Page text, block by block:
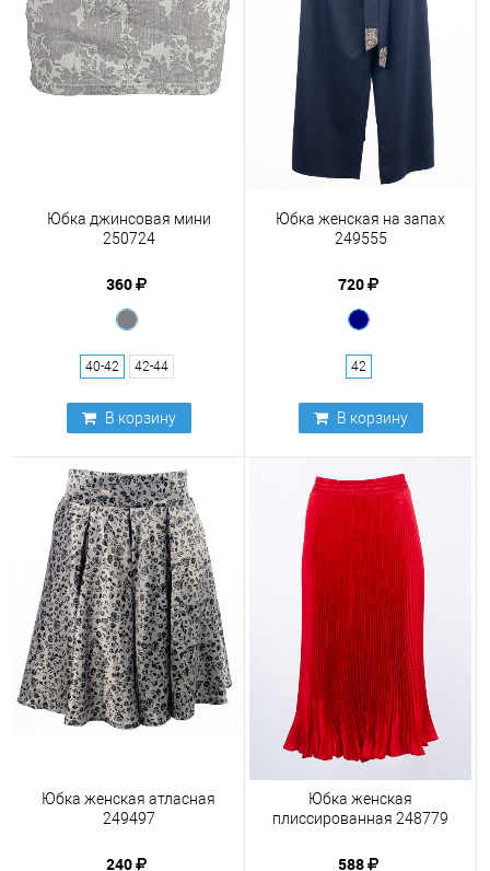
Юбка джинсовая мини
250724
360
40-42 42-44
В корзину
Юбка женская на запах
249555
720
42
В корзину
Юбка женская атласная
249497
240
Юбка женская
плиссированная 248779
588